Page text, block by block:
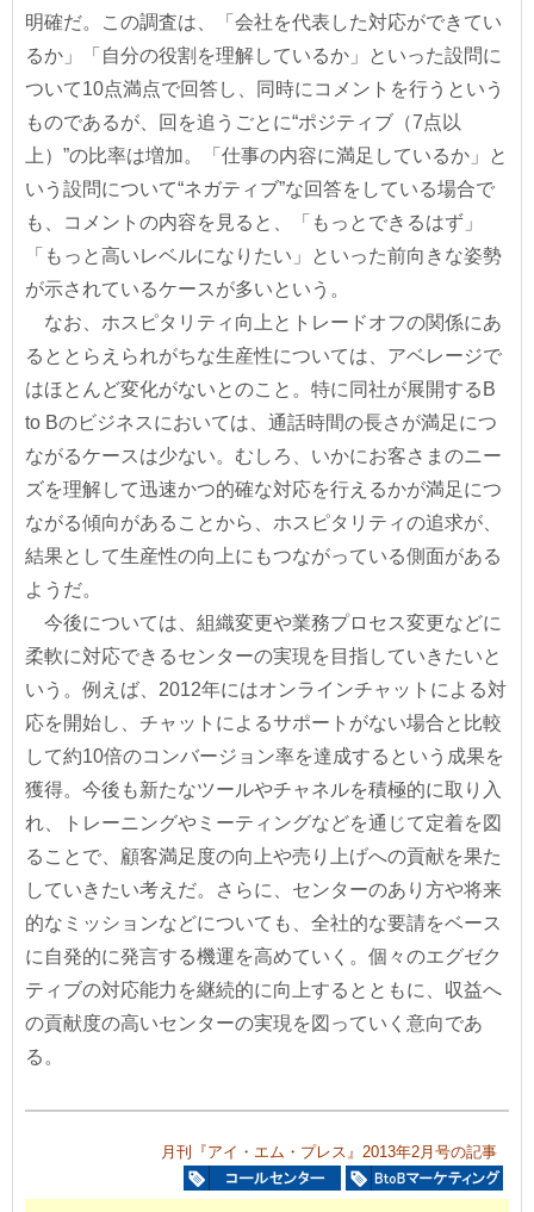
明確だ。この調査は、「会社を代表した対応ができてい
るか」「自分の役割を理解しているか」といった設問に
ついて10点満点で回答し、同時にコメントを行うという
ものであるが、回を追うごとに“ポジティブ（7点以
上）”の比率は増加。「仕事の内容に満足しているか」と
いう設問について“ネガティブ”な回答をしている場合で
も、コメントの内容を見ると、「もっとできるはず」
「もっと高いレベルになりたい」といった前向きな姿勢
が示されているケースが多いという。
なお、ホスピタリティ向上とトレードオフの関係にあ
るととらえられがちな生産性については、アベレージで
はほとんど変化がないとのこと。特に同社が展開するB
to Bのビジネスにおいては、通話時間の長さが満足につ
ながるケースは少ない。むしろ、いかにお客さまのニー
ズを理解して迅速かつ的確な対応を行えるかが満足につ
ながる傾向があることから、ホスピタリティの追求が、
結果として生産性の向上にもつながっている側面がある
ようだ。
今後については、組織変更や業務プロセス変更などに
柔軟に対応できるセンターの実現を目指していきたいと
いう。例えば、2012年にはオンラインチャットによる対
応を開始し、チャットによるサポートがない場合と比較
して約10倍のコンバージョン率を達成するという成果を
獲得。今後も新たなツールやチャネルを積極的に取り入
れ、トレーニングやミーティングなどを通じて定着を図
ることで、顧客満足度の向上や売り上げへの貢献を果た
していきたい考えだ。さらに、センターのあり方や将来
的なミッションなどについても、全社的な要請をベース
に自発的に発言する機運を高めていく。個々のエグゼク
ティブの対応能力を継続的に向上するとともに、収益へ
の貢献度の高いセンターの実現を図っていく意向であ
る。
月刊『アイ・エム・プレス』2013年2月号の記事